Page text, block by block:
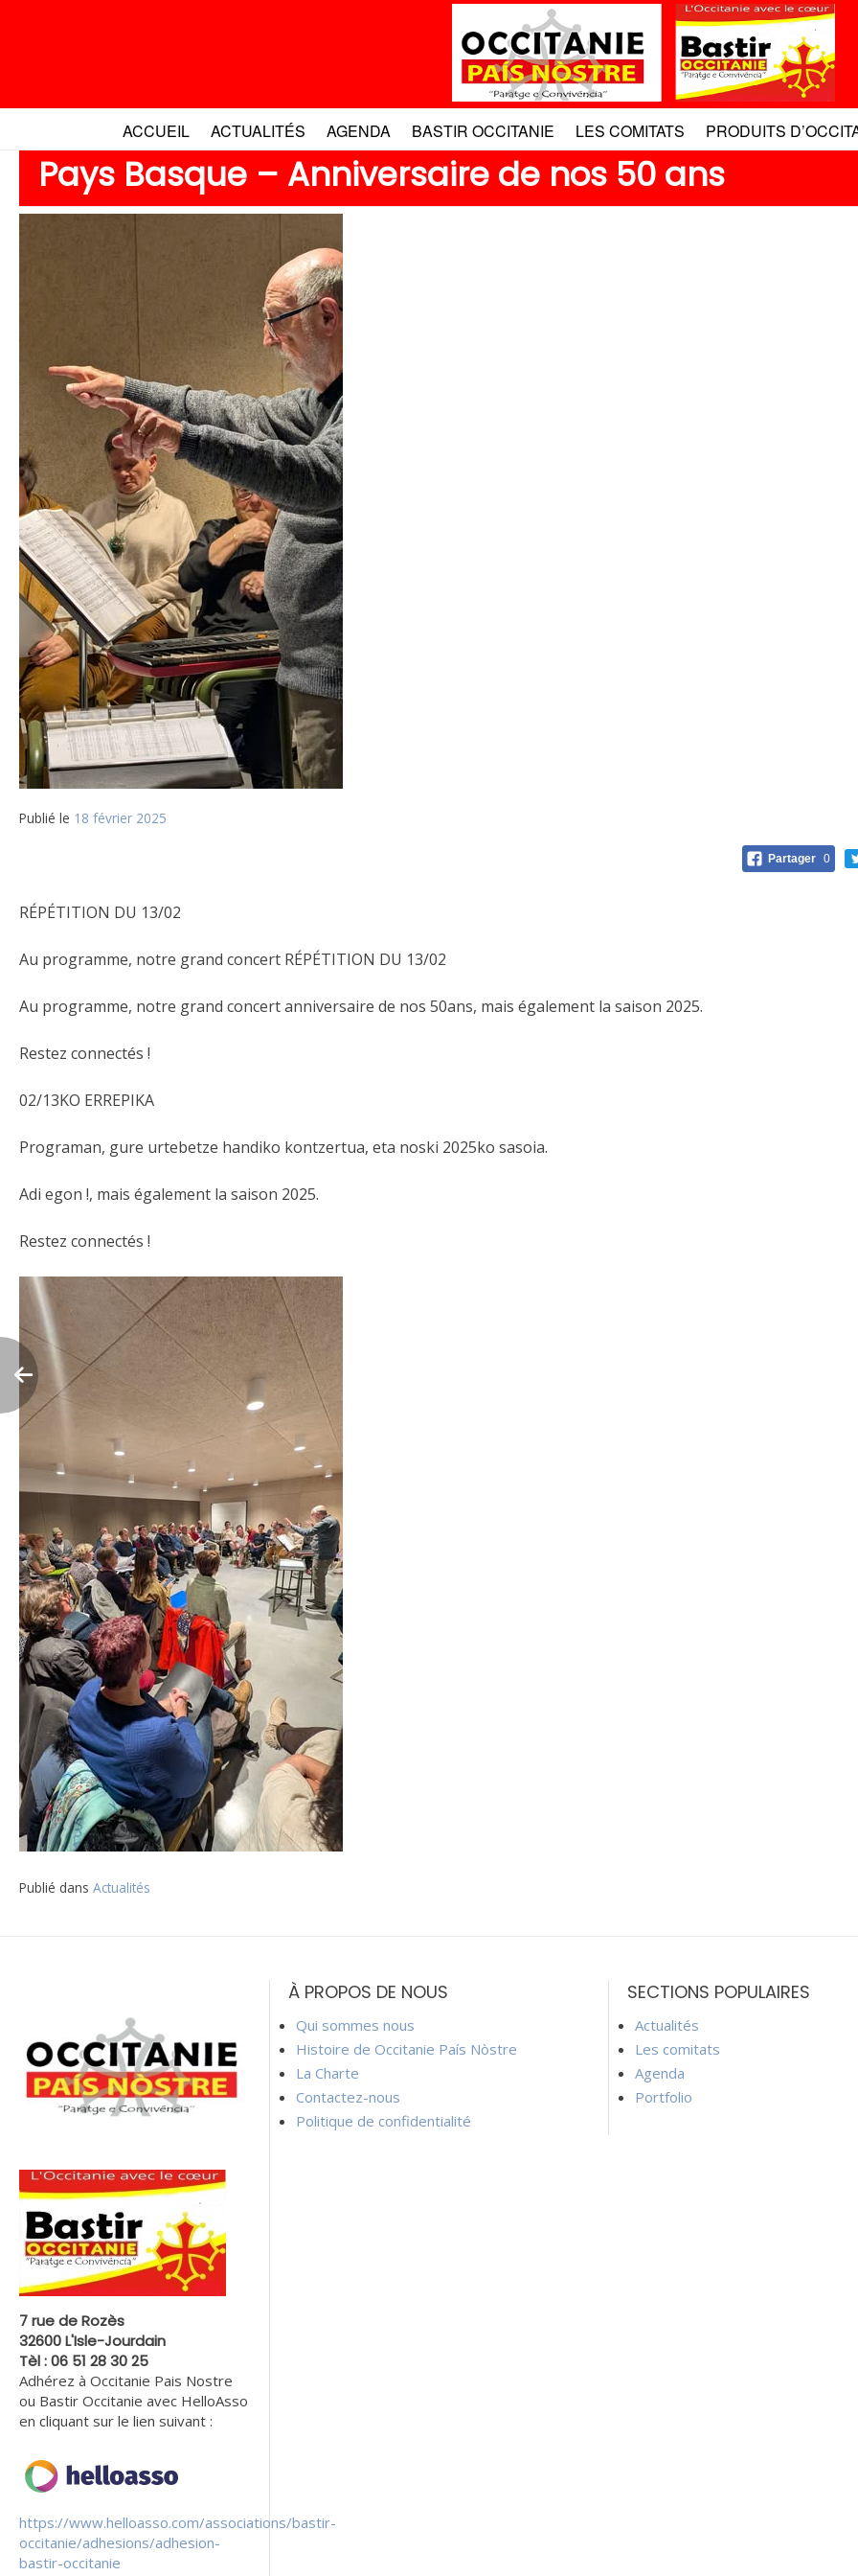
ACCUEIL ACTUALITÉS AGENDA BASTIR OCCITANIE LES COMITATS PRODUITS
Pays Basque – Anniversaire de nos 50 ans
Publié le 18 février 2025
Partager 0
RÉPÉTITION DU 13/02
Au programme, notre grand concert RÉPÉTITION DU 13/02
Au programme, notre grand concert anniversaire de nos 50ans, mais également la saison 2025.
Restez connectés !
02/13KO ERREPIKA
Programan, gure urtebetze handiko kontzertua, eta noski 2025ko sasoia.
Adi egon !, mais également la saison 2025.
Restez connectés !
Publié dans Actualités
l’article
7 rue de Rozès
32600 L'Isle-Jourdain
Tèl : 06 51 28 30 25
Adhérez à Occitanie Pais Nostre
ou Bastir Occitanie avec HelloAsso
en cliquant sur le lien suivant :
https://www.helloasso.com/associations/bastir-
occitanie/adhesions/adhesion-
bastir-occitanie
À PROPOS DE NOUS
Qui sommes nous
Histoire de Occitanie País Nòstre
La Charte
Contactez-nous
Politique de confidentialité
SECTIONS POPULAIRES
Actualités
Les comitats
Agenda
Portfolio